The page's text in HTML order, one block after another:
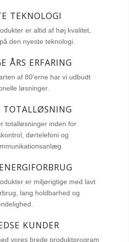
TEKNOLOGI
er altid af høj kvalitet,
den nyeste teknologi.
ÅRS ERFARING
af 80’erne har vi udbudt
løsninger.
TOTALLØSNING
totalløsninger inden for
dørtelefoni og
er miljørigtige med lavt
lang holdbarhed og
KUNDER
vores brede produktprogram